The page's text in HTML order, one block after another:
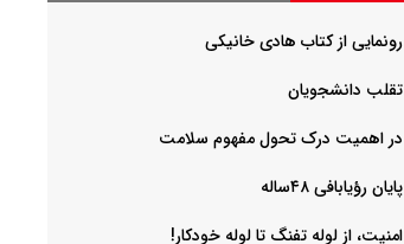
رونمایی از کتاب هادی خانیکی
‌تقلب دانشجویان
در اهمیت درک تحول مفهوم سلامت
پایان رؤیابافی ۴۸ساله
امنیت، از لوله تفنگ تا ‌لوله خودکار!